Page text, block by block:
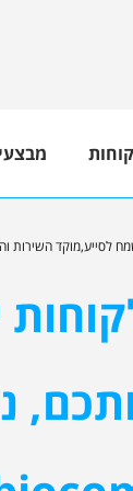
השירות והתמיכה